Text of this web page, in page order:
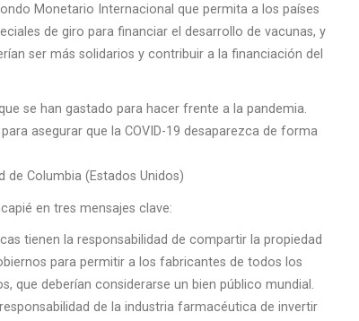
Monetario Internacional que permita a los países
de giro para financiar el desarrollo de vacunas, y
ser más solidarios y contribuir a la financiación del
se han gastado para hacer frente a la pandemia.
asegurar que la COVID-19 desaparezca de forma
de Columbia (Estados Unidos)
en tres mensajes clave:
tienen la responsabilidad de compartir la propiedad
para permitir a los fabricantes de todos los
que deberían considerarse un bien público mundial.
de la industria farmacéutica de invertir